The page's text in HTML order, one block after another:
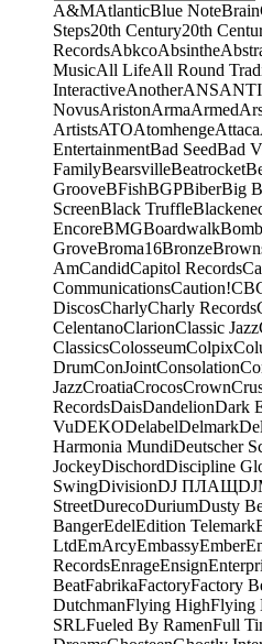
A&MAtlanticBlue NoteBrain
Steps20th Century20th
RecordsAbkcoAbsinthe
MusicAll LifeAll Round
InteractiveAnotherANSANTI
NovusAristonArmaArmed
ArtistsATOAtomhengeAttaca
EntertainmentBad SeedBad
FamilyBearsvilleBeatrocket
GrooveBFishBGPBiberBig
ScreenBlack Truffle
EncoreBMGBoardwalk
GroveBroma16Bronze
AmCandidCapitol Records
CommunicationsCaution!
DiscosCharlyCharly Records
CelentanoClarionClassic Jazz
ClassicsColosseumColpix
DrumConJointConsolation
JazzCroatiaCrocosCrown
RecordsDaisDandelionDark
VuDEKODelabelDelmark
Harmonia MundiDeutscher
JockeyDischordDiscipline
SwingDivisionDJ ПЛАЩ
StreetDurecoDuriumDusty
BangerEdelEdition Telemark
LtdEmArcyEmbassyEmber
RecordsEnrageEnsign
BeatFabrikaFactoryFactory
DutchmanFlying HighFlying
SRLFueled By RamenFull